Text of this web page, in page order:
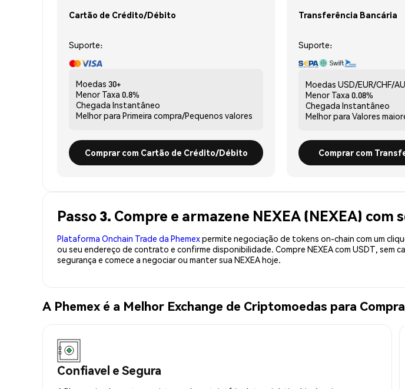
Cartão de Crédito/Débito
Suporte:
Moedas 30+
Menor Taxa 0.8%
Chegada Instantâneo
Melhor para Primeira compra/Pequenos valores
Comprar com Cartão de Crédito/Débito
Transferência Bancária
Suporte:
Moedas USD/EUR/CHF/
Menor Taxa 0.08%
Chegada Instantâneo
Melhor para Valores
Comprar com
Passo 3. Compre e armazene NEXEA (NEXEA) com
Plataforma Onchain Trade da Phemexpermite negociação de tokens on-chain com um
ou seu endereço de contrato e confirme disponibilidade. Compre NEXEA com USDT, sem
segurança e comece a negociar ou manter sua NEXEA hoje.
A Phemex é a Melhor Exchange de Criptomoedas para
Confiavel e Segura